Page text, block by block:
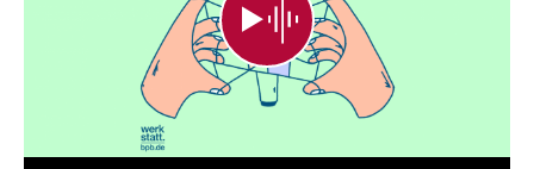
Trailer